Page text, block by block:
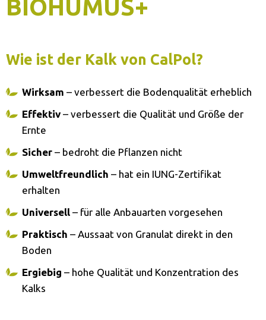
BIOHUMUS+
Wie ist der Kalk von CalPol?
Wirksam – verbessert die Bodenqualität erheblich
Effektiv – verbessert die Qualität und Größe der
Ernte
Sicher – bedroht die Pflanzen nicht
Umweltfreundlich – hat ein IUNG-Zertifikat
erhalten
Universell – für alle Anbauarten vorgesehen
Praktisch – Aussaat von Granulat direkt in den
Boden
Ergiebig – hohe Qualität und Konzentration des
Kalks